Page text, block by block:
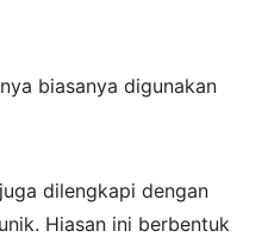
biasanya digunakan
dilengkapi dengan
Hiasan ini berbentuk